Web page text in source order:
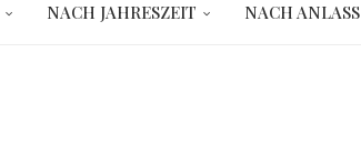
NACH JAHRESZEIT NACH ANLASS